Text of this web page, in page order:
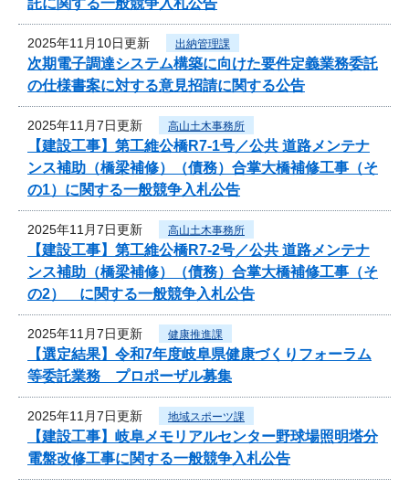
2025年11月10日更新 出納管理課
次期電子調達システム構築に向けた要件定義業務委託
の仕様書案に対する意見招請に関する公告
2025年11月7日更新 高山土木事務所
【建設工事】第工維公橋R7-1号／公共 道路メンテナ
ンス補助（橋梁補修）（債務）合掌大橋補修工事（そ
の1）に関する一般競争入札公告
2025年11月7日更新 高山土木事務所
【建設工事】第工維公橋R7-2号／公共 道路メンテナ
ンス補助（橋梁補修）（債務）合掌大橋補修工事（そ
の2） に関する一般競争入札公告
2025年11月7日更新 健康推進課
【選定結果】令和7年度岐阜県健康づくりフォーラム
等委託業務 プロポーザル募集
2025年11月7日更新 地域スポーツ課
【建設工事】岐阜メモリアルセンター野球場照明塔分
電盤改修工事に関する一般競争入札公告